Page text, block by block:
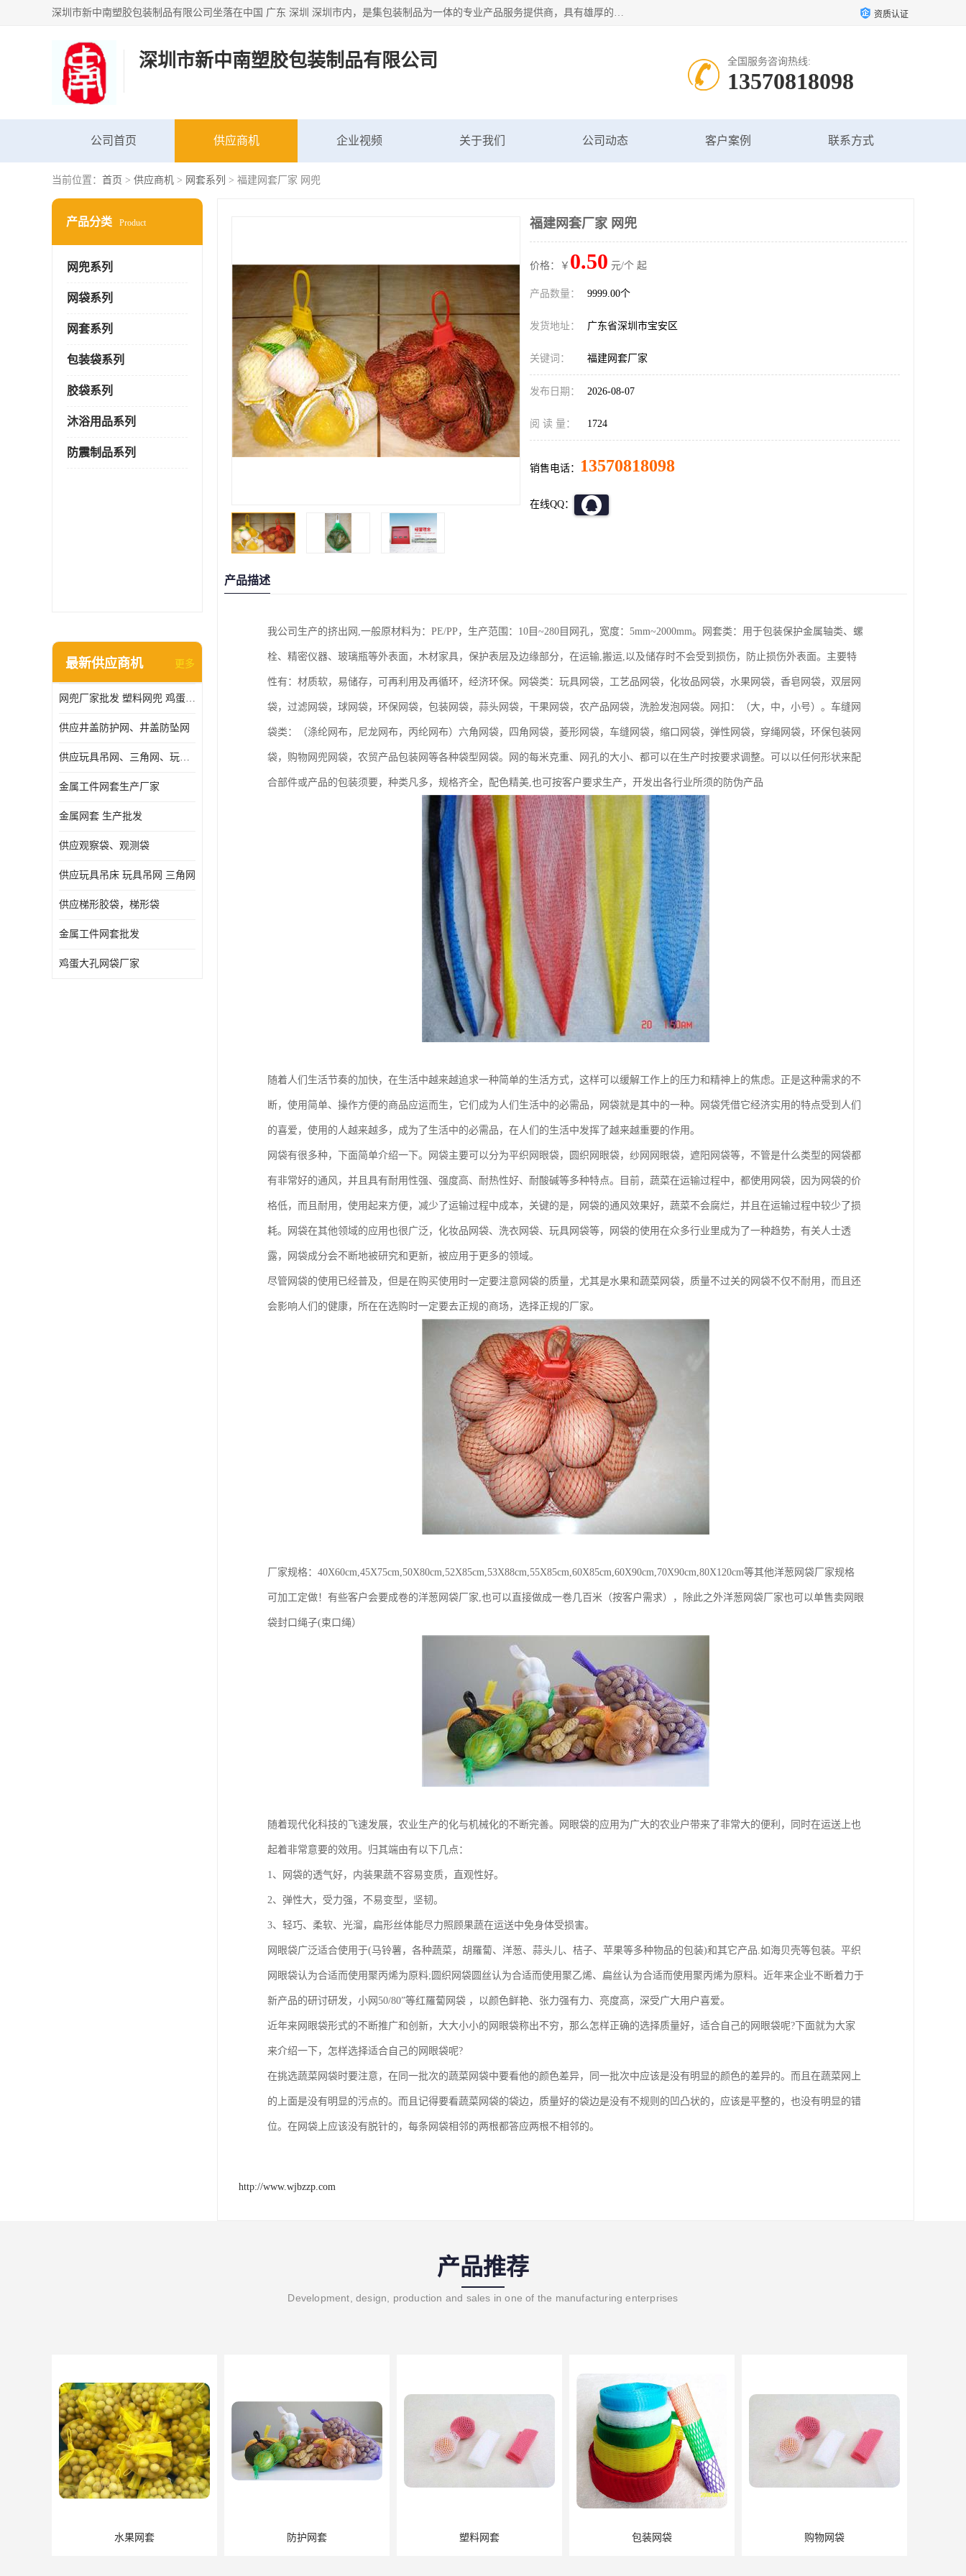
深圳市新中南塑胶包装制品有限公司坐落在中国 广东 深圳 深圳市内，是集包装制品为一体的专业产品服务提供商，具有雄厚的科研实力、技术实力和经济实力。主营网袋、网兜、网眼袋、网格袋、鱼丝网、尼龙网袋、网扣、网套等产品,大量批发,价格实惠。欢迎广大新老客户来电咨询价格、加盟、招商等服务。 资质认证
深圳市新中南塑胶包装制品有限公司 全国服务咨询热线:
13570818098
公司首页 供应商机 企业视频 关于我们 公司动态 客户案例 联系方式
当前位置： 首页 > 供应商机 > 网套系列 > 福建网套厂家 网兜
产品分类 Product
网兜系列
网袋系列
网套系列
包装袋系列
胶袋系列
沐浴用品系列
防震制品系列
最新供应商机 更多
网兜厂家批发 塑料网兜 鸡蛋网兜
供应井盖防护网、井盖防坠网
供应玩具吊网、三角网、玩具吊床
金属工件网套生产厂家
金属网套 生产批发
供应观察袋、观测袋
供应玩具吊床 玩具吊网 三角网
供应梯形胶袋，梯形袋
金属工件网套批发
鸡蛋大孔网袋厂家
福建网套厂家 网兜
价格：￥ 0.50 元/个 起
产品数量： 9999.00个
发货地址： 广东省深圳市宝安区
关键词： 福建网套厂家
发布日期： 2026-08-07
阅 读 量： 1724
销售电话： 13570818098
在线QQ：
产品描述
我公司生产的挤出网,一般原材料为：PE/PP，生产范围：10目~280目网孔，宽度：5mm~2000mm。网套类：用于包装保护金属轴类、螺
栓、精密仪器、玻璃瓶等外表面，木材家具，保护表层及边缘部分，在运输,搬运,以及储存时不会受到损伤，防止损伤外表面。主要特
性有：材质软，易储存，可再利用及再循环，经济环保。网袋类：玩具网袋，工艺品网袋，化妆品网袋，水果网袋，香皂网袋，双层网
袋，过滤网袋，球网袋，环保网袋，包装网袋，蒜头网袋，干果网袋，农产品网袋，洗脸发泡网袋。网扣：（大，中，小号）。车缝网
袋类：（涤纶网布，尼龙网布，丙纶网布）六角网袋，四角网袋，菱形网袋，车缝网袋，缩口网袋，弹性网袋，穿绳网袋，环保包装网
袋，购物网兜网袋，农贸产品包装网等各种袋型网袋。网的每米克重、网孔的大小、都可以在生产时按要求调整。可以以任何形状来配
合部件或产品的包装须要，种类凡多，规格齐全，配色精美,也可按客户要求生产，开发出各行业所须的防伪产品
随着人们生活节奏的加快，在生活中越来越追求一种简单的生活方式，这样可以缓解工作上的压力和精神上的焦虑。正是这种需求的不
断，使用简单、操作方便的商品应运而生，它们成为人们生活中的必需品，网袋就是其中的一种。网袋凭借它经济实用的特点受到人们
的喜爱，使用的人越来越多，成为了生活中的必需品，在人们的生活中发挥了越来越重要的作用。
网袋有很多种，下面简单介绍一下。网袋主要可以分为平织网眼袋，圆织网眼袋，纱网网眼袋，遮阳网袋等，不管是什么类型的网袋都
有非常好的通风，并且具有耐用性强、强度高、耐热性好、耐酸碱等多种特点。目前，蔬菜在运输过程中，都使用网袋，因为网袋的价
格低，而且耐用，使用起来方便，减少了运输过程中成本，关键的是，网袋的通风效果好，蔬菜不会腐烂，并且在运输过程中较少了损
耗。网袋在其他领域的应用也很广泛，化妆品网袋、洗衣网袋、玩具网袋等，网袋的使用在众多行业里成为了一种趋势，有关人士透
露，网袋成分会不断地被研究和更新，被应用于更多的领域。
尽管网袋的使用已经普及，但是在购买使用时一定要注意网袋的质量，尤其是水果和蔬菜网袋，质量不过关的网袋不仅不耐用，而且还
会影响人们的健康，所在在选购时一定要去正规的商场，选择正规的厂家。
厂家规格：40X60cm,45X75cm,50X80cm,52X85cm,53X88cm,55X85cm,60X85cm,60X90cm,70X90cm,80X120cm等其他洋葱网袋厂家规格
可加工定做！有‪些客户会要成卷的洋葱网袋厂家,也可以直接做成一卷几百米（按客户需求），除此之外洋葱网袋厂家也可以单售卖网眼
袋封口绳子(束口绳）
随着现代化科技的飞速发展，农业生产的化与机械化的不断完善。网眼袋的应用为广大的农业户带来了非常大的便利，同时在运送上也
起着非常意要的效用。归其端由有以下几点：
1、网袋的透气好，内装果蔬不容易变质，直观性好。
2、弹性大，受力强，不易变型，坚韧。
3、轻巧、柔软、光溜，扁形丝体能尽力照顾果蔬在运送中免身体受损害。
网眼袋广泛适合使用于(马铃薯，各种蔬菜，胡羅蔔、洋葱、蒜头儿、桔子、苹果等多种物品的包装)和其它产品.如海贝壳等包装。平织
网眼袋认为合适而使用聚丙烯为原料;圆织网袋圆丝认为合适而使用聚乙烯、扁丝认为合适而使用聚丙烯为原料。近年来企业不断着力于
新产品的研讨研发，小网50/80”等红羅蔔网袋 ，以颜色鲜艳、张力强有力、亮度高，深受广大用户喜爱。
近年来网眼袋形式的不断推广和创新，大大小小的网眼袋称出不穷，那么怎样正确的选择质量好，适合自己的网眼袋呢?下面就为大家
来介绍一下，怎样选择适合自己的网眼袋呢?
在挑选蔬菜网袋时要注意，在同一批次的蔬菜网袋中要看他的颜色差异，同一批次中应该是没有明显的颜色的差异的。而且在蔬菜网上
的上面是没有明显的污点的。而且记得要看蔬菜网袋的袋边，质量好的袋边是没有不规则的凹凸状的，应该是平整的，也没有明显的错
位。在网袋上应该没有脱针的，每条网袋相邻的两根都答应两根不相邻的。
http://www.wjbzzp.com
产品推荐
Development, design, production and sales in one of the manufacturing enterprises
水果网套 防护网套 塑料网套 包装网袋 购物网袋